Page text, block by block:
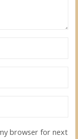
browser for next